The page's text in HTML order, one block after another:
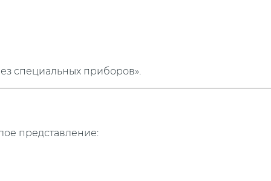
специальных приборов».
представление: